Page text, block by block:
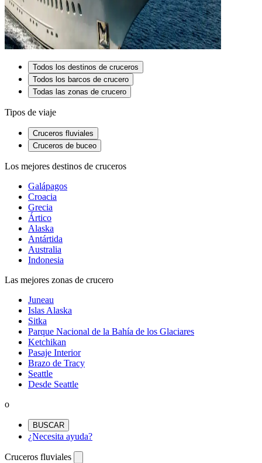
Todos los destinos de cruceros
Todos los barcos de crucero
Todas las zonas de crucero
Tipos de viaje
Cruceros fluviales
Cruceros de buceo
Los mejores destinos de cruceros
Galápagos
Croacia
Grecia
Ártico
Alaska
Antártida
Australia
Indonesia
Las mejores zonas de crucero
Juneau
Islas Alaska
Sitka
Parque Nacional de la Bahía de los Glaciares
Ketchikan
Pasaje Interior
Brazo de Tracy
Seattle
Desde Seattle
o
BUSCAR
¿Necesita ayuda?
Cruceros fluviales